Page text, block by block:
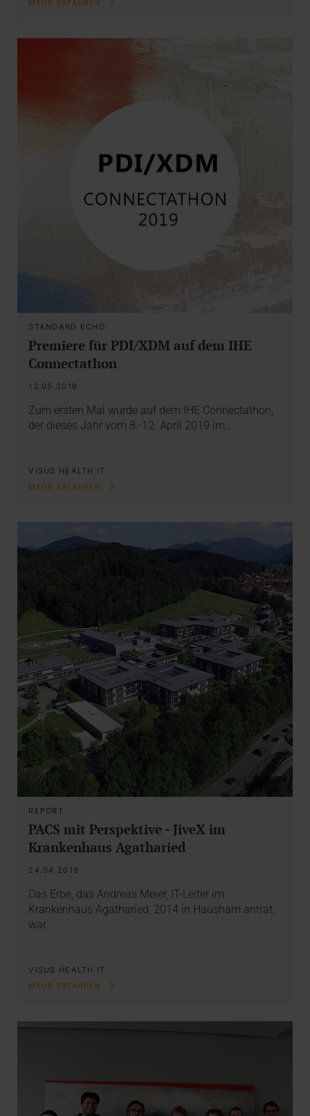
MEHR ERFAHREN
STANDARD ECHO
Premiere für PDI/XDM auf dem IHE
Connectathon
13.05.2019
Zum ersten Mal wurde auf dem IHE Connectathon,
der dieses Jahr vom 8.-12. April 2019 im…
VISUS HEALTH IT
MEHR ERFAHREN
REPORT
PACS mit Perspektive - JiveX im
Krankenhaus Agatharied
24.04.2019
Das Erbe, das Andreas Meier, IT-Leiter im
Krankenhaus Agatharied, 2014 in Hausham antrat,
war…
VISUS HEALTH IT
MEHR ERFAHREN